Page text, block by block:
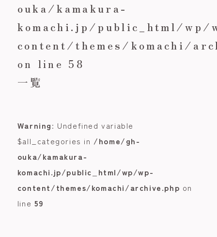
ouka/kamakura-
komachi.jp/public_html/wp/
content/themes/komachi/
on line 58
一覧
Warning: Undefined variable
$all_categories in /home/gh-
ouka/kamakura-
komachi.jp/public_html/wp/wp-
content/themes/komachi/archive.php on
line 59